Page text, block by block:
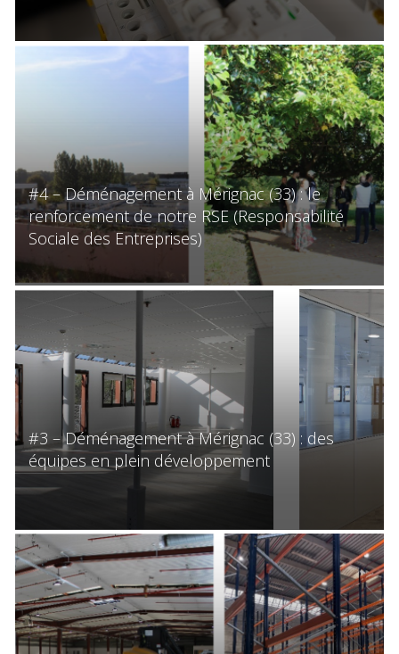
#4 – Déménagement à Mérignac (33) : le
renforcement de notre RSE (Responsabilité
Sociale des Entreprises)
#3 – Déménagement à Mérignac (33) : des
équipes en plein développement